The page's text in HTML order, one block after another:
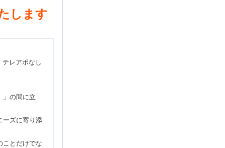
します
レアポなし
」の間に立
ーズに寄り添
ことだけでな